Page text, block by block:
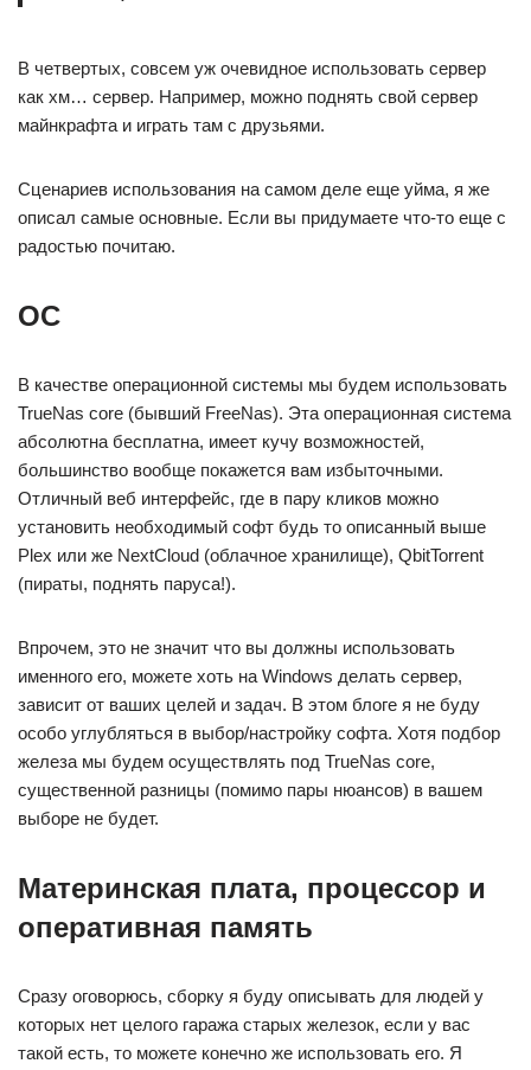
В четвертых, совсем уж очевидное использовать сервер
как хм… сервер. Например, можно поднять свой сервер
майнкрафта и играть там с друзьями.
Сценариев использования на самом деле еще уйма, я же
описал самые основные. Если вы придумаете что-то еще с
радостью почитаю.
ОС
В качестве операционной системы мы будем использовать
TrueNas core (бывший FreeNas). Эта операционная система
абсолютна бесплатна, имеет кучу возможностей,
большинство вообще покажется вам избыточными.
Отличный веб интерфейс, где в пару кликов можно
установить необходимый софт будь то описанный выше
Plex или же NextCloud (облачное хранилище), QbitTorrent
(пираты, поднять паруса!).
Впрочем, это не значит что вы должны использовать
именного его, можете хоть на Windows делать сервер,
зависит от ваших целей и задач. В этом блоге я не буду
особо углубляться в выбор/настройку софта. Хотя подбор
железа мы будем осуществлять под TrueNas core,
существенной разницы (помимо пары нюансов) в вашем
выборе не будет.
Материнская плата, процессор и
оперативная память
Сразу оговорюсь, сборку я буду описывать для людей у
которых нет целого гаража старых железок, если у вас
такой есть, то можете конечно же использовать его. Я